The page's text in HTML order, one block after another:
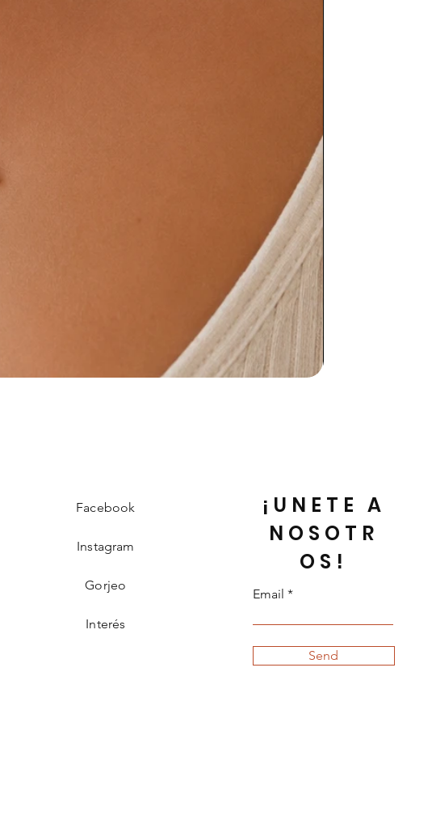
Facebook
Instagram
Gorjeo
Interés
¡UNETE A
NOSOTR
OS!
Email
Send